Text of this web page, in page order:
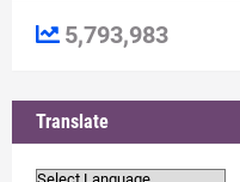
5,793,983
Translate